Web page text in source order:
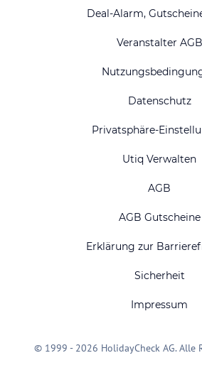
Deal-Alarm,
Veranstalter AGB
Datenschutz
Privatsphäre-
Utiq Verwalten
AGB
AGB Gutscheine
Erklärung zur
Sicherheit
Impressum
© 1999 - 2026 HolidayCheck AG. Alle